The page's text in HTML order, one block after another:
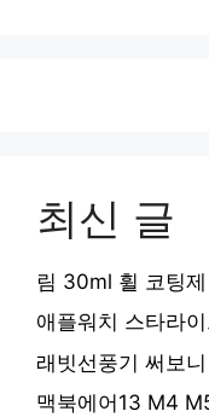
최신 글
림 30ml 휠 코팅
애플워치 스타라
래빗선풍기 써보
맥북에어13 M4